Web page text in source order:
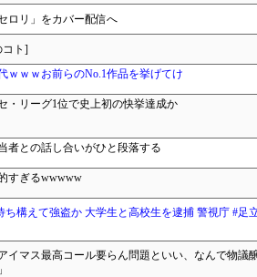
ロリ」をカバー配信へ
コト]
ｗｗｗお前らのNo.1作品を挙げてけ
・リーグ1位で史上初の快挙達成か
者との話し合いがひと段落する
すぎるwwwww
構えて強盗か 大学生と高校生を逮捕 警視庁 #足
イマス最高コール要らん問題といい、なんで物議